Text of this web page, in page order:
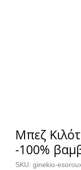
Μπεζ
-100%
SKU: ginekio-